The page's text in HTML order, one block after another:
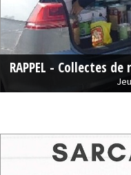
RAPPEL - Collectes